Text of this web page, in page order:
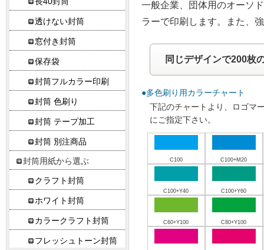
一般企業、団体用のオーソ
ラーで印刷します。また、
同じデザインで200枚
●多色刷り用カラーチャート
下記のチャートより、ロゴマ
にご指定下さい。
C100 C100+M20
C100+Y40 C100+Y60
C60+Y100 C80+Y100
透けない封筒
窓付き封筒
保存袋
封筒フルカラー印刷
封筒 色刷り
封筒 テープ加工
封筒 別注商品
封筒用紙から選ぶ
クラフト封筒
ホワイト封筒
カラークラフト封筒
フレッシュトーン封筒